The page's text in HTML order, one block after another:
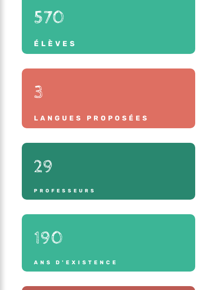
570
ÉLÈVES
3
LANGUES PROPOSÉES
29
PROFESSEURS
190
ANS D'EXISTENCE